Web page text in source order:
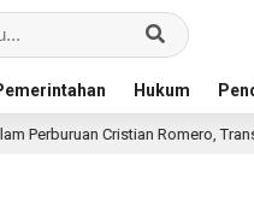
Hukum
Romero, Transfer Bek Tottenham